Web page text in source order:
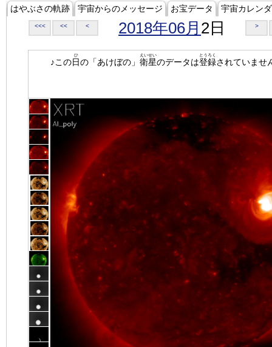
はやぶさの軌跡 宇宙からのメッセージ お宝データ 宇宙カレン
<<< << < 2018年06月 2日 >
♪この日
ひ
の「あけぼの」 衛星
えいせい
のデータは登録
とうろく
されていませ